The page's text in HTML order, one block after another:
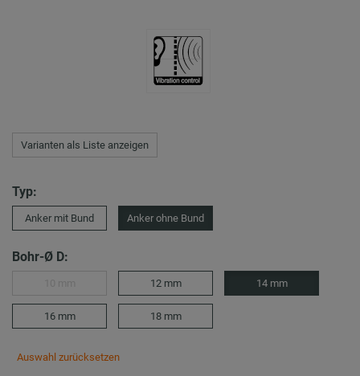
Varianten als Liste anzeigen
Typ:
Anker mit Bund Anker ohne Bund
Bohr-Ø D:
12 mm 14 mm
16 mm 18 mm
Auswahl zurücksetzen